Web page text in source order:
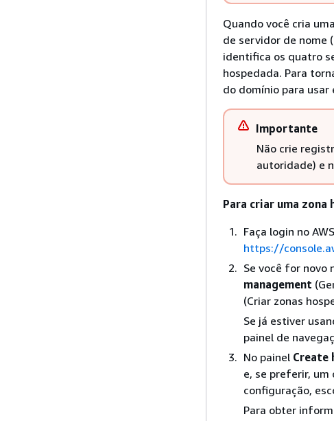
Quando você cria
de servidor de nome
identifica os quatro
hospedada. Para
do domínio para
Importante
Não crie
autoridade) e
Para criar uma zona
Faça login no
https://
Se você for novo
management
(Criar zonas
Se já estiver
painel de
No painel Create
e, se preferir, um
configuração,
Para obter